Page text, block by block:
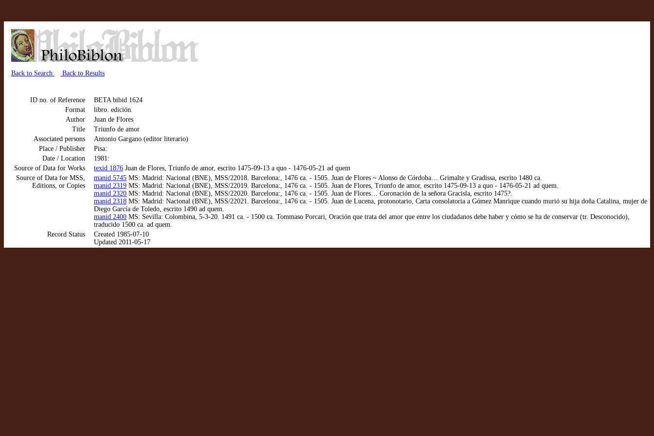
Back to Search Back to Results
ID no. of Reference
BETA bibid 1624
Format
libro. edición.
Author
Juan de Flores
Title
Triunfo de amor
Associated persons
Antonio Gargano (editor literario)
Place / Publisher
Pisa:
Date / Location
1981:
Source of Data for Works
texid 1876 Juan de Flores, Triunfo de amor, escrito 1475-09-13 a quo - 1476-05-21 ad quem
Source of Data for MSS,
Editions, or Copies
manid 5745 MS: Madrid: Nacional (BNE), MSS/22018. Barcelona:, 1476 ca. - 1505. Juan de Flores ~ Alonso de Córdoba… Grimalte y Gradissa, escrito 1480 ca.
manid 2319 MS: Madrid: Nacional (BNE), MSS/22019. Barcelona:, 1476 ca. - 1505. Juan de Flores, Triunfo de amor, escrito 1475-09-13 a quo - 1476-05-21 ad quem.
manid 2320 MS: Madrid: Nacional (BNE), MSS/22020. Barcelona:, 1476 ca. - 1505. Juan de Flores… Coronación de la señora Gracisla, escrito 1475?.
manid 2318 MS: Madrid: Nacional (BNE), MSS/22021. Barcelona:, 1476 ca. - 1505. Juan de Lucena, protonotario, Carta consolatoria a Gómez Manrique cuando murió su hija doña Catalina, mujer de
Diego García de Toledo, escrito 1490 ad quem.
manid 2400 MS: Sevilla: Colombina, 5-3-20. 1491 ca. - 1500 ca. Tommaso Porcari, Oración que trata del amor que entre los ciudadanos debe haber y cómo se ha de conservar (tr. Desconocido),
traducido 1500 ca. ad quem.
Record Status
Created 1985-07-10
Updated 2011-05-17